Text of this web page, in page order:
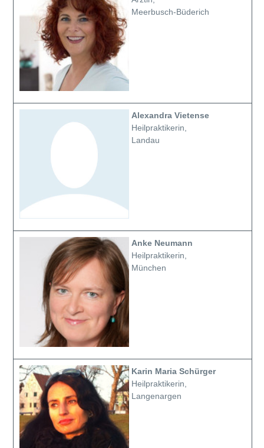
Meerbusch-Büderich
Alexandra Vietense
Heilpraktikerin,
Landau
Anke Neumann
Heilpraktikerin,
München
Karin Maria Schürger
Heilpraktikerin,
Langenargen